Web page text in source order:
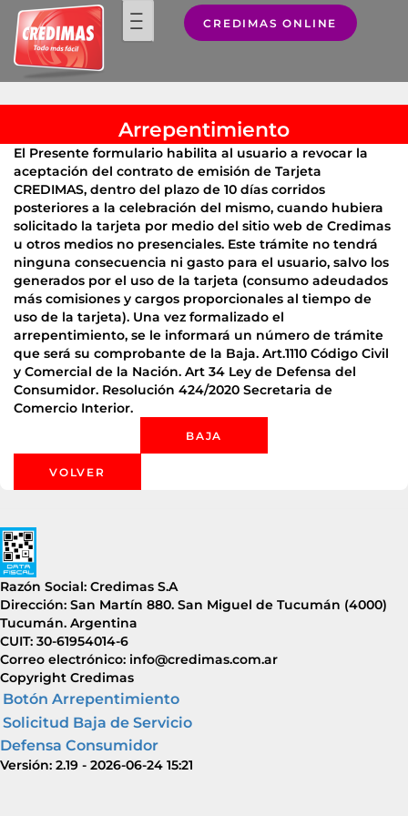
Arrepentimiento
El Presente formulario habilita al usuario a revocar la
aceptación del contrato de emisión de Tarjeta
CREDIMAS, dentro del plazo de 10 días corridos
posteriores a la celebración del mismo, cuando hubiera
solicitado la tarjeta por medio del sitio web de Credimas
u otros medios no presenciales. Este trámite no tendrá
ninguna consecuencia ni gasto para el usuario, salvo los
generados por el uso de la tarjeta (consumo adeudados
más comisiones y cargos proporcionales al tiempo de
uso de la tarjeta). Una vez formalizado el
arrepentimiento, se le informará un número de trámite
que será su comprobante de la Baja. Art.1110 Código Civil
y Comercial de la Nación. Art 34 Ley de Defensa del
Consumidor. Resolución 424/2020 Secretaria de
Comercio Interior.
Razón Social: Credimas S.A
Dirección: San Martín 880. San Miguel de Tucumán (4000)
Tucumán. Argentina
CUIT: 30-61954014-6
Correo electrónico: info@credimas.com.ar
Copyright Credimas
Botón Arrepentimiento
Solicitud Baja de Servicio
Defensa Consumidor
Versión: 2.19 - 2026-06-24 15:21